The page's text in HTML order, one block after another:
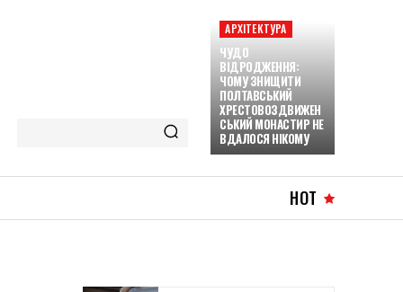
АРХІТЕКТУРА
ЧУДО
ВІДРОДЖЕННЯ:
ЧОМУ ЗНИЩИТИ
ПОЛТАВСЬКИЙ
ХРЕСТОВОЗДВИЖЕН
СЬКИЙ МОНАСТИР НЕ
ВДАЛОСЯ НІКОМУ
HOT